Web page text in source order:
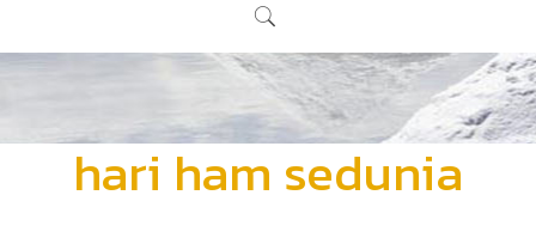
hari ham sedunia